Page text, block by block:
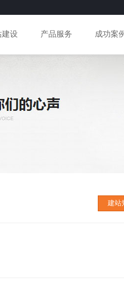
建设 产品服务 成功案
建站